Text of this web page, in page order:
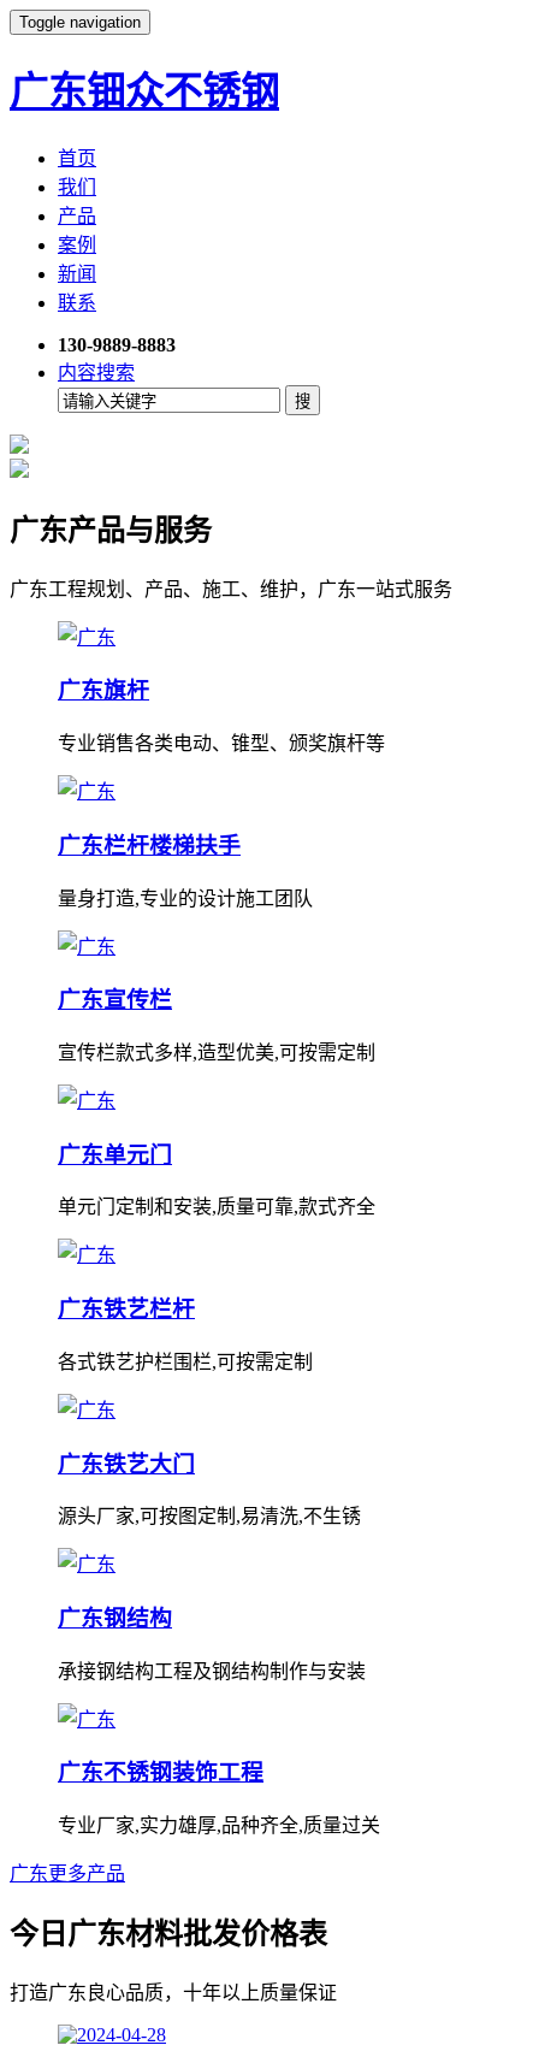
Toggle navigation
广东钿众不锈钢
首页
我们
产品
案例
新闻
联系
130-9889-8883
内容搜索
广东产品与服务
广东工程规划、产品、施工、维护，广东一站式服务
广东旗杆
专业销售各类电动、锥型、颁奖旗杆等
广东栏杆楼梯扶手
量身打造,专业的设计施工团队
广东宣传栏
宣传栏款式多样,造型优美,可按需定制
广东单元门
单元门定制和安装,质量可靠,款式齐全
广东铁艺栏杆
各式铁艺护栏围栏,可按需定制
广东铁艺大门
源头厂家,可按图定制,易清洗,不生锈
广东钢结构
承接钢结构工程及钢结构制作与安装
广东不锈钢装饰工程
专业厂家,实力雄厚,品种齐全,质量过关
广东更多产品
今日广东材料批发价格表
打造广东良心品质，十年以上质量保证